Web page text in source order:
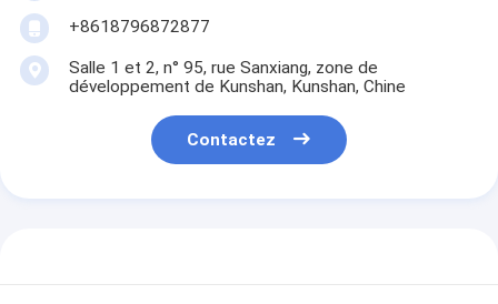
+8618796872877
Salle 1 et 2, n° 95, rue Sanxiang, zone de
développement de Kunshan, Kunshan, Chine
Contactez